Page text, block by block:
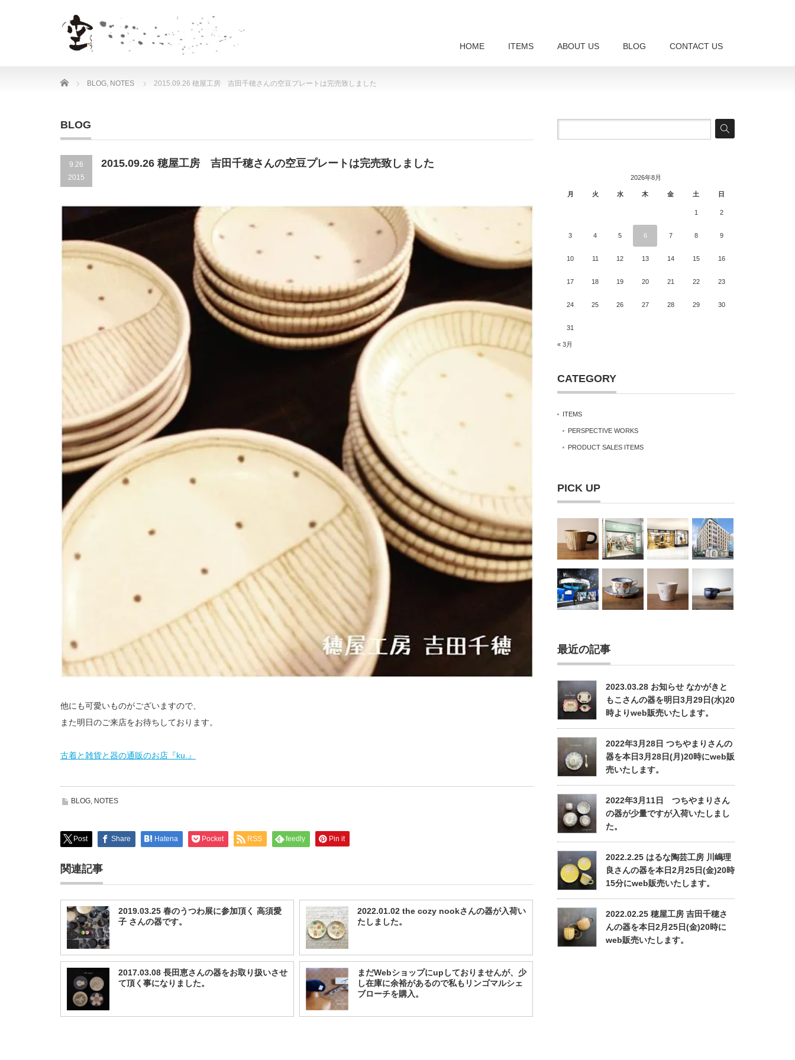
HOME ITEMS ABOUT US BLOG CONTACT US
Home BLOG, NOTES 2015.09.26 穂屋工房 吉田千穂さんの空豆プレートは完売致しました
BLOG
9.26
2015
2015.09.26 穂屋工房 吉田千穂さんの空豆プレートは完売致しました
他にも可愛いものがございますので、
また明日のご来店をお待ちしております。
古着と雑貨と器の通販のお店『ku.』
BLOG, NOTES
Post Share Hatena Pocket RSS feedly Pin it
関連記事
2019.03.25 春のうつわ展に参加頂く 高須愛
子 さんの器です。
2022.01.02 the cozy nookさんの器が入荷い
たしました。
2017.03.08 長田恵さんの器をお取り扱いさせ
て頂く事になりました。
まだWebショップにupしておりませんが、少
し在庫に余裕があるので私もリンゴマルシェ
ブローチを購入。
2026年8月
月 火 水 木 金 土 日
1 2
3 4 5 6 7 8 9
10 11 12 13 14 15 16
17 18 19 20 21 22 23
24 25 26 27 28 29 30
31
« 3月
CATEGORY
ITEMS
PERSPECTIVE WORKS
PRODUCT SALES ITEMS
PICK UP
最近の記事
2023.03.28 お知らせ なかがきと
もこさんの器を明日3月29日(水)20
時よりweb販売いたします。
2022年3月28日 つちやまりさんの
器を本日3月28日(月)20時にweb販
売いたします。
2022年3月11日 つちやまりさん
の器が少量ですが入荷いたしまし
た。
2022.2.25 はるな陶芸工房 川嶋理
良さんの器を本日2月25日(金)20時
15分にweb販売いたします。
2022.02.25 穂屋工房 吉田千穂さ
んの器を本日2月25日(金)20時に
web販売いたします。